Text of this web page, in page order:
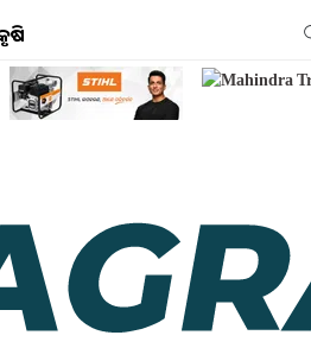
ଆମେ ହ୍ବାଟ୍ସଆପ୍‌ରେ ଅଛୁ ! ଆମ ହ୍ବାଟ୍ସଆପ ଗ୍ରୁପରେ
ଏବଂ ଆପଙ୍କୁ ଆବଶ୍ୟକ ହେଉଥିବା ସବୁ
ଗୁରୁତ୍ବପୂର୍ଣ୍ଣ ଅପଡେଟ୍‌ ପାଆନ୍ତୁ ପ୍ରତିଦିନ ।